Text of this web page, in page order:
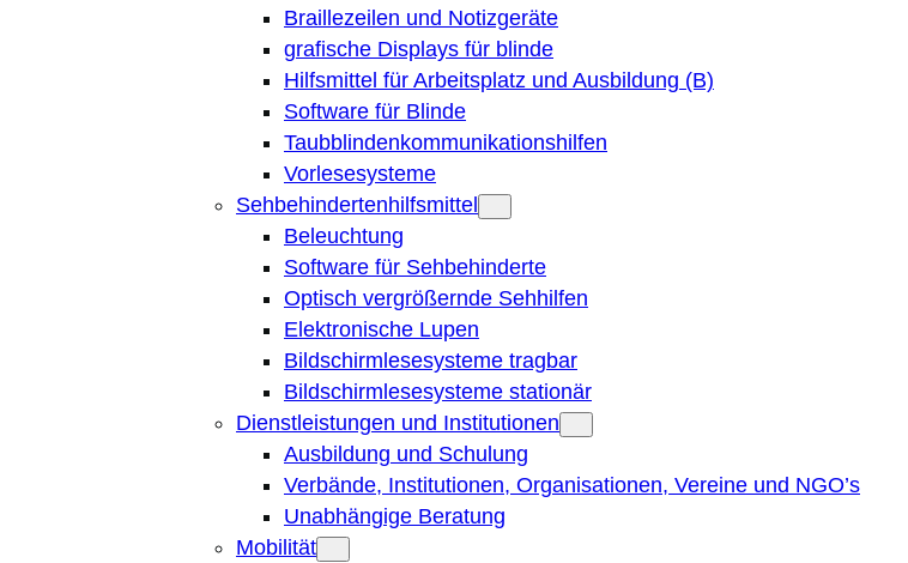
Braillezeilen und Notizgeräte
grafische Displays für blinde
Hilfsmittel für Arbeitsplatz und Ausbildung (B)
Software für Blinde
Taubblindenkommunikationshilfen
Vorlesesysteme
Sehbehindertenhilfsmittel
Beleuchtung
Software für Sehbehinderte
Optisch vergrößernde Sehhilfen
Elektronische Lupen
Bildschirmlesesysteme tragbar
Bildschirmlesesysteme stationär
Dienstleistungen und Institutionen
Ausbildung und Schulung
Verbände, Institutionen, Organisationen, Vereine und NGO’s
Unabhängige Beratung
Mobilität